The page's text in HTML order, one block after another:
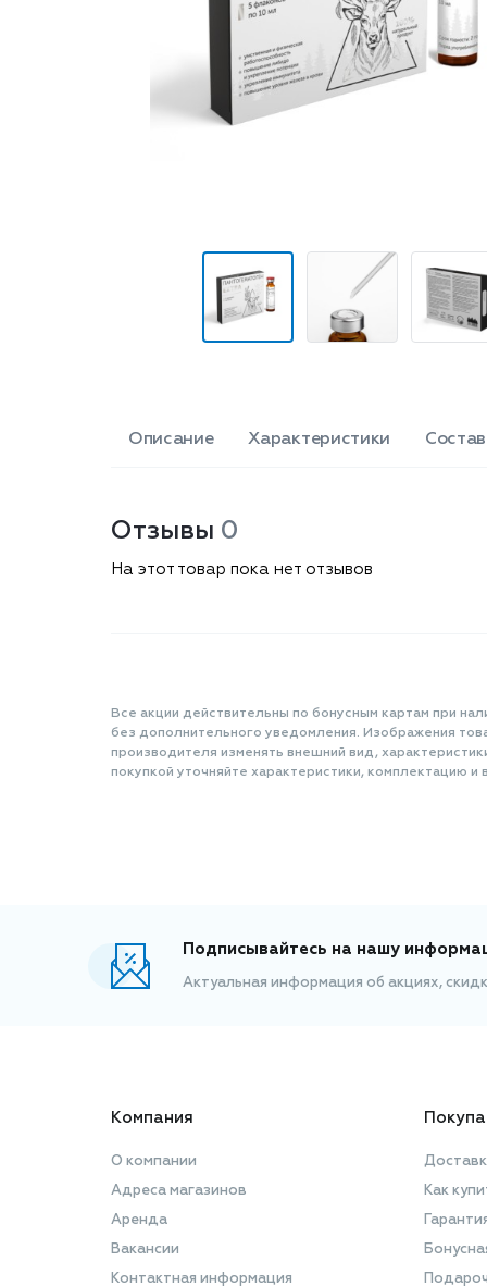
Описание Характеристики Состав
Отзывы 0
На этот товар пока нет отзывов
Все акции действительны по бонусным картам при
без дополнительного уведомления. Изображения
производителя изменять внешний вид,
покупкой уточняйте характеристики, комплектацию
Подписывайтесь на нашу
Актуальная информация об акциях,
Компания
О компании
Адреса магазинов
Аренда
Вакансии
Контактная информация
Как